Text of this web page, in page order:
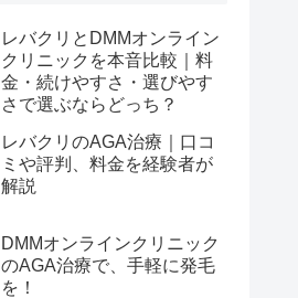
レバクリとDMMオンライン
クリニックを本音比較｜料
金・続けやすさ・選びやす
さで選ぶならどっち？
レバクリのAGA治療｜口コ
ミや評判、料金を経験者が
解説
DMMオンラインクリニック
のAGA治療で、手軽に発毛
を！